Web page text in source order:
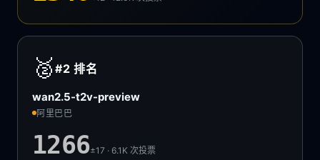
🥈 #2排名
wan2.5-t2v-preview
阿里巴巴
1266±17 · 6.1K次投票